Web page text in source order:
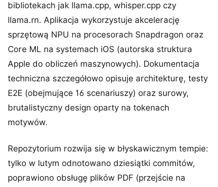
bibliotekach jak llama.cpp, whisper.cpp czy
llama.rn. Aplikacja wykorzystuje akcelerację
sprzętową NPU na procesorach Snapdragon oraz
Core ML na systemach iOS (autorska struktura
Apple do obliczeń maszynowych). Dokumentacja
techniczna szczegółowo opisuje architekturę, testy
E2E (obejmujące 16 scenariuszy) oraz surowy,
brutalistyczny design oparty na tokenach
motywów.
Repozytorium rozwija się w błyskawicznym tempie:
tylko w lutym odnotowano dziesiątki commitów,
poprawiono obsługę plików PDF (przejście na